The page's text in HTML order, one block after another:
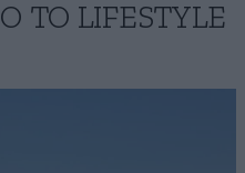
ΤΟ LIFESTYLE